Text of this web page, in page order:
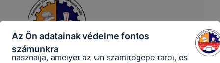
Az Ön adatainak védelme fontos
számunkra
eltérően fog működni böngészőjében.
A honlap Google Analytics-et, a Google Inc. webes
elemző szolgáltatását használja. Ennek során a
Google Analytics a süti egy meghatározott formáját
használja, amelyet az Ön számítógépe tárol, és